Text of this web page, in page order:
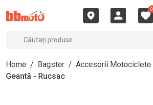
0
Home / Bagster / Accesorii Motociclete
Geantă - Rucsac